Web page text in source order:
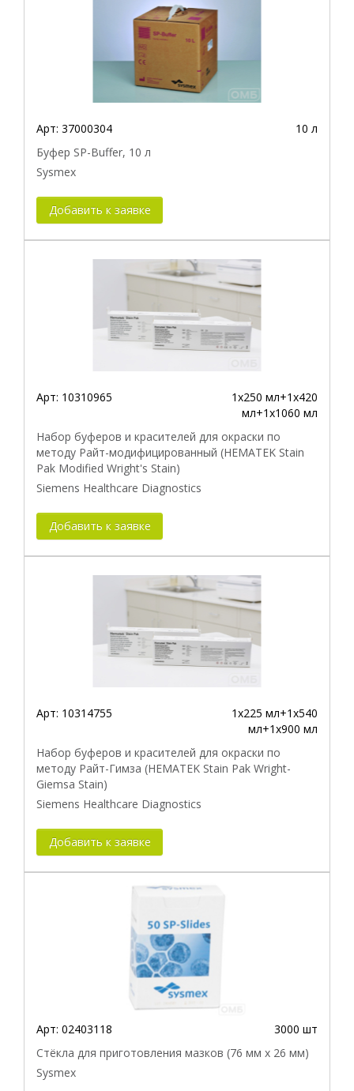
Арт: 37000304
10 л
Буфер SP-Buffer, 10 л
Sysmex
Добавить к заявке
Арт: 10310965
1х250 мл+1х420
мл+1х1060 мл
Набор буферов и красителей для окраски по
методу Райт-модифицированный (HEMATEK Stain
Pak Modified Wright's Stain)
Siemens Healthcare Diagnostics
Добавить к заявке
Арт: 10314755
1х225 мл+1х540
мл+1х900 мл
Набор буферов и красителей для окраски по
методу Райт-Гимза (HEMATEK Stain Pak Wright-
Giemsa Stain)
Siemens Healthcare Diagnostics
Добавить к заявке
Арт: 02403118
3000 шт
Стёкла для приготовления мазков (76 мм х 26 мм)
Sysmex